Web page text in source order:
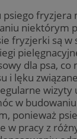
psiego fryzjera
niektórym
fryzjerki są w
dla psa, co
i lęku
wizyty
w
ponieważ
w pracy z